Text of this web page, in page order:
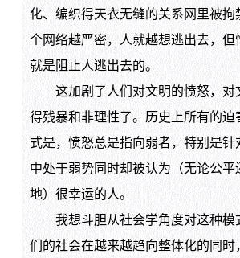
化、编织得天衣无缝的关系网里被拘
个网络越严密，人就越想逃出去，但
就是阻止人逃出去的。
这加剧了人们对文明的愤怒，对
得残暴和非理性了。历史上所有的迫
式是，愤怒总是指向弱者，特别是针
中处于弱势同时却被认为（无论公平
地）很幸运的人。
我想斗胆从社会学角度对这种模
们的社会在越来越趋向整体化的同时